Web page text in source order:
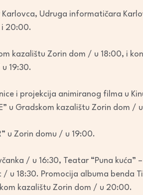
Udruga informatičara
i 20:00.
kazalištu Zorin dom / u 18:00, i
19:30.
i projekcija animiranog filma u
u Gradskom kazalištu Zorin dom /
u Zorin domu / u 19:00.
/ u 16:30, Teatar “Puna kuća”
u 18:30. Promocija albuma benda
kazalištu Zorin dom / u 20:00.